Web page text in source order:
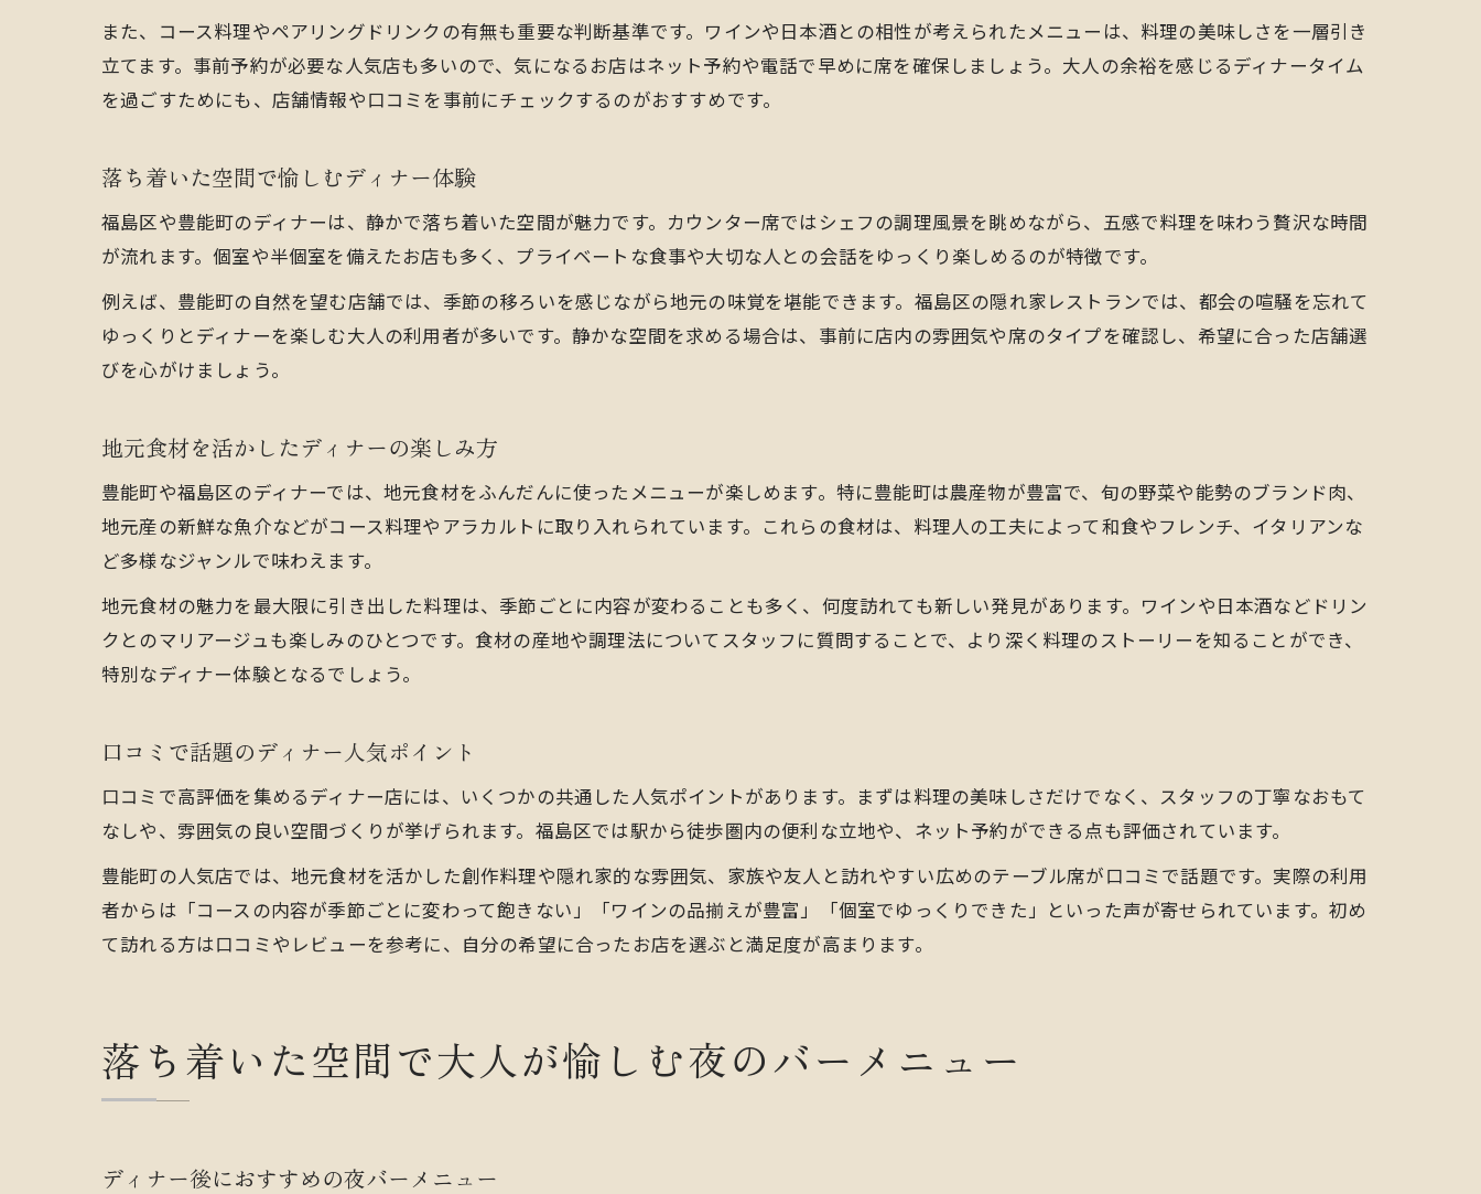
本格フレンチや創作料理のディナー体験
夜カフェやバルで楽しむディナースタイル
会話が弾む落ち着いたディナースポット
子供連れも安心のディナー空間を選ぶ
予約でスムーズに楽しむ福島区の夜
自然と都市が融合した大人の食事会の楽しみ方
都市型と自然派ディナーの選択ポイント
非日常感を味わう大人の集いディナー
また、コース料理やペアリングドリンクの有無も重要な判断基準です。ワインや日本酒との相性が考えられたメニューは、料理の美味しさを一層引き
立てます。事前予約が必要な人気店も多いので、気になるお店はネット予約や電話で早めに席を確保しましょう。大人の余裕を感じるディナータイム
を過ごすためにも、店舗情報や口コミを事前にチェックするのがおすすめです。
落ち着いた空間で愉しむディナー体験
福島区や豊能町のディナーは、静かで落ち着いた空間が魅力です。カウンター席ではシェフの調理風景を眺めながら、五感で料理を味わう贅沢な時間
が流れます。個室や半個室を備えたお店も多く、プライベートな食事や大切な人との会話をゆっくり楽しめるのが特徴です。
例えば、豊能町の自然を望む店舗では、季節の移ろいを感じながら地元の味覚を堪能できます。福島区の隠れ家レストランでは、都会の喧騒を忘れて
ゆっくりとディナーを楽しむ大人の利用者が多いです。静かな空間を求める場合は、事前に店内の雰囲気や席のタイプを確認し、希望に合った店舗選
びを心がけましょう。
地元食材を活かしたディナーの楽しみ方
豊能町や福島区のディナーでは、地元食材をふんだんに使ったメニューが楽しめます。特に豊能町は農産物が豊富で、旬の野菜や能勢のブランド肉、
地元産の新鮮な魚介などがコース料理やアラカルトに取り入れられています。これらの食材は、料理人の工夫によって和食やフレンチ、イタリアンな
ど多様なジャンルで味わえます。
地元食材の魅力を最大限に引き出した料理は、季節ごとに内容が変わることも多く、何度訪れても新しい発見があります。ワインや日本酒などドリン
クとのマリアージュも楽しみのひとつです。食材の産地や調理法についてスタッフに質問することで、より深く料理のストーリーを知ることができ、
特別なディナー体験となるでしょう。
口コミで話題のディナー人気ポイント
口コミで高評価を集めるディナー店には、いくつかの共通した人気ポイントがあります。まずは料理の美味しさだけでなく、スタッフの丁寧なおもて
なしや、雰囲気の良い空間づくりが挙げられます。福島区では駅から徒歩圏内の便利な立地や、ネット予約ができる点も評価されています。
豊能町の人気店では、地元食材を活かした創作料理や隠れ家的な雰囲気、家族や友人と訪れやすい広めのテーブル席が口コミで話題です。実際の利用
者からは「コースの内容が季節ごとに変わって飽きない」「ワインの品揃えが豊富」「個室でゆっくりできた」といった声が寄せられています。初め
て訪れる方は口コミやレビューを参考に、自分の希望に合ったお店を選ぶと満足度が高まります。
落ち着いた空間で大人が愉しむ夜のバーメニュー
ディナー後におすすめの夜バーメニュー